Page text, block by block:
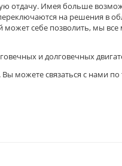
отдачу. Имея больше
на решения в
себе позволить, мы
и долговечных
можете связаться с нами